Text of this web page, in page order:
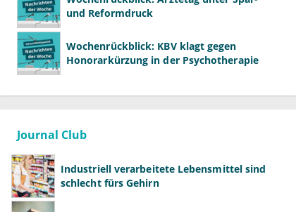
und Reformdruck
Wochenrückblick: KBV klagt gegen
Honorarkürzung in der Psychotherapie
Journal Club
Industriell verarbeitete Lebensmittel sind
schlecht fürs Gehirn